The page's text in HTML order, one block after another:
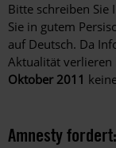
Bitte schreiben Sie
Sie in gutem
auf Deutsch. Da
Aktualität verlieren
Oktober 2011
Amnesty fordert: